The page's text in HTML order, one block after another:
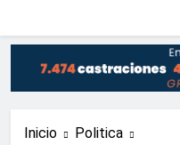
Inicio
Politica